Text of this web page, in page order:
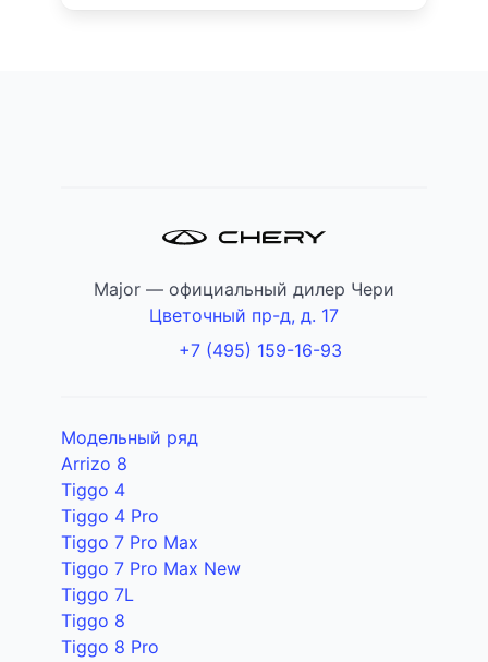
Major — официальный дилер Чери
Цветочный пр-д, д. 17
+7 (495) 159-16-93
Модельный ряд
Arrizo 8
Tiggo 4
Tiggo 4 Pro
Tiggo 7 Pro Max
Tiggo 7 Pro Max New
Tiggo 7L
Tiggo 8
Tiggo 8 Pro